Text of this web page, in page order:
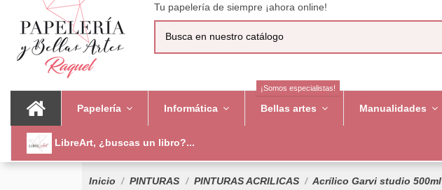
Tu papelería de siempre ¡ahora online!
Papelería Informática Bellas artes
¡Somos especialistas!
Manualidades
LibreArt, ¿buscas un libro?...
Inicio PINTURAS PINTURAS ACRILICAS Acrílico Garvi studio 500ml